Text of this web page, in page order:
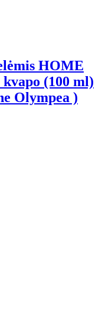
HOME
(100 ml)
Olympea )